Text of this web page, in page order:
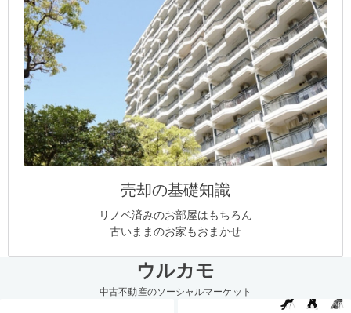
売却の基礎知識
リノベ済みのお部屋はもちろん
古いままのお家もおまかせ
ウルカモ
中古不動産のソーシャルマーケット